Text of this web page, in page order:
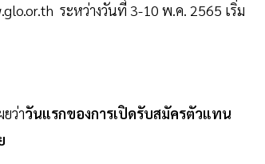
ระหว่างวันที่ 3-10 พ.ค. 2565 เริ่ม
ว่าวันแรกของการเปิดรับสมัครตัวแทน